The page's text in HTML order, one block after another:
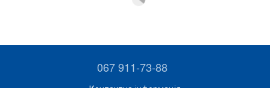
067 911-73-88